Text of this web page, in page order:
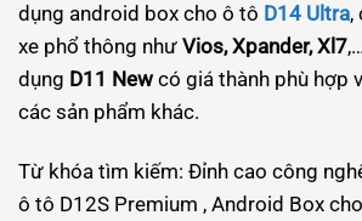
dụng android box cho ô tô D14 Ultra,
xe phổ thông như Vios, Xpander, Xl7
dụng D11 New có giá thành phù hợp
các sản phẩm khác.
Từ khóa tìm kiếm: Đỉnh cao công
ô tô D12S Premium , Android Box